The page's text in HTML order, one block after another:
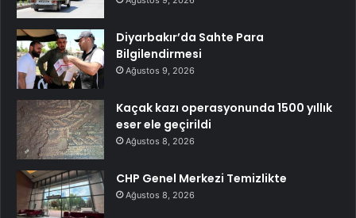
Diyarbakır’da Sahte Para
Bilgilendirmesi
Ağustos 9, 2026
Kaçak kazı operasyonunda 1500 yıllık
eser ele geçirildi
Ağustos 8, 2026
CHP Genel Merkezi Temizlikte
Ağustos 8, 2026